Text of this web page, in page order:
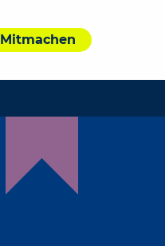
Mitmachen